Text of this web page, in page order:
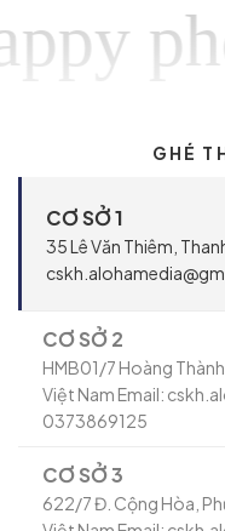
GHÉ
CƠ SỞ 1
35 Lê Văn Thiêm,
CƠ SỞ 2
HMB01/7 Hoàng Thành
Việt Nam Email:
0373869125
CƠ SỞ 3
622/7 Đ. Cộng Hòa,